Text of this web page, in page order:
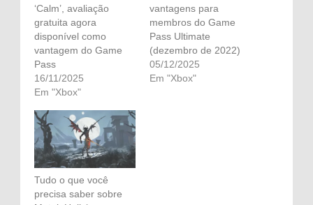
‘Calm’, avaliação
gratuita agora
disponível como
vantagem do Game
Pass
16/11/2025
Em "Xbox"
vantagens para
membros do Game
Pass Ultimate
(dezembro de 2022)
05/12/2025
Em "Xbox"
Tudo o que você
precisa saber sobre